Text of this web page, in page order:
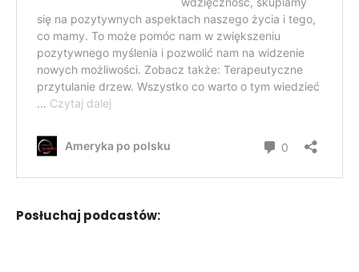
Posłuchaj podcastów: